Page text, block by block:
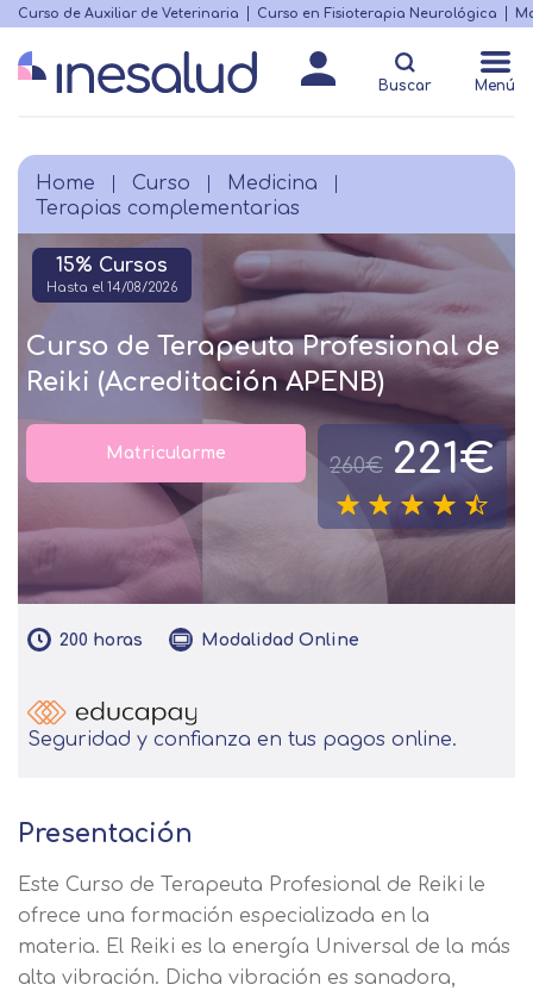
Skip
main
content
Menú
destacado
Curso de Auxiliar de Veterinaria Curso en Fisioterapia Neurológica
Buscar Menú
Breadcrumb
Home Curso
Medicina
Terapias complementarias
15% Cursos
Hasta el 14/08/2026
Curso de Terapeuta Profesional de
Reiki (Acreditación APENB)
260€ 221€
Matricularme
200 horas Modalidad Online
Seguridad y confianza en tus pagos online.
Presentación
Este Curso de Terapeuta Profesional de Reiki le
ofrece una formación especializada en la
materia. El Reiki es la energía Universal de la más
alta vibración. Dicha vibración es sanadora,
Matricularme